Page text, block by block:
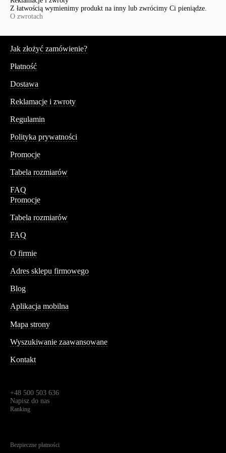
Z łatwością wymienimy produkt na inny lub zwrócimy Ci pieniądze.
O zwrotach
Jak złożyć zamówienie?
Płatność
Dostawa
Reklamacje i zwroty
Regulamin
Polityka prywatności
Promocje
Tabela rozmiarów
FAQ
Promocje
Tabela rozmiarów
FAQ
O firmie
Adres sklepu firmowego
Blog
Aplikacja mobilna
Mapa strony
Wyszukiwanie zaawansowane
Kontakt
+48 500 503 636
Napisz do nas
Ranking
Bezpieczne płatności